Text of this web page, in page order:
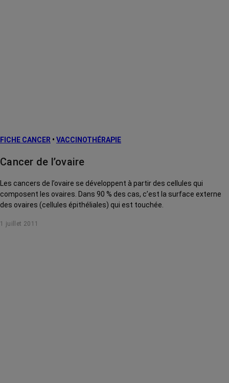
FICHE CANCER • VACCINOTHÉRAPIE
Cancer de l’ovaire
Les cancers de l’ovaire se développent à partir des cellules qui
composent les ovaires. Dans 90 % des cas, c’est la surface externe
des ovaires (cellules épithéliales) qui est touchée.
1 juillet 2011